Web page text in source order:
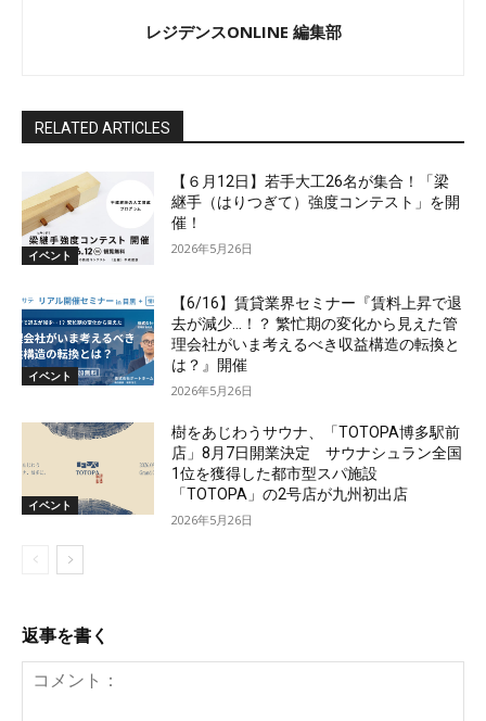
レジデンスONLINE 編集部
RELATED ARTICLES
イベント
【６月12日】若手大工26名が集合！「梁
継手（はりつぎて）強度コンテスト」を開
催！
2026年5月26日
イベント
【6/16】賃貸業界セミナー『賃料上昇で退
去が減少…！？ 繁忙期の変化から見えた管
理会社がいま考えるべき収益構造の転換と
は？』開催
2026年5月26日
イベント
樹をあじわうサウナ、「TOTOPA博多駅前
店」8月7日開業決定 サウナシュラン全国
1位を獲得した都市型スパ施設
「TOTOPA」の2号店が九州初出店
2026年5月26日
返事を書く